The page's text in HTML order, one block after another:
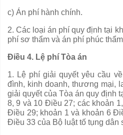
c) Án phí hành chính.
2. Các loại án phí quy định tại
phí sơ thẩm và án phí phúc
Điều 4. Lệ phí Tòa án
1. Lệ phí giải quyết yêu cầu
đình, kinh doanh, thương mại,
giải quyết của Tòa án quy định
8, 9 và 10 Điều 27; các khoản
Điều 29; khoản 1 và khoản 6
Điều 33 của Bộ luật tố tụng dân